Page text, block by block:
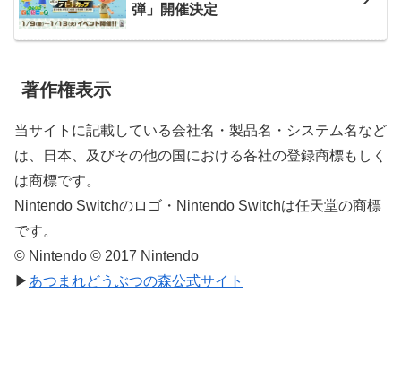
弾」開催決定
著作権表示
当サイトに記載している会社名・製品名・システム名など
は、日本、及びその他の国における各社の登録商標もしく
は商標です。
Nintendo Switchのロゴ・Nintendo Switchは任天堂の商標
です。
© Nintendo © 2017 Nintendo
▶ あつまれどうぶつの森公式サイト